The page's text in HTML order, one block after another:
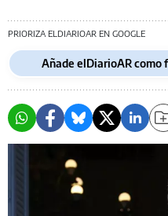
PRIORIZA ELDIARIOAR EN GOOGLE
Añade elDiarioAR como